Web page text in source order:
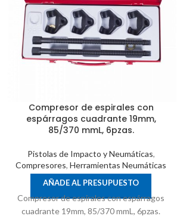
Compresor de espirales con
espárragos cuadrante 19mm,
85/370 mmL, 6pzas.
Pistolas de Impacto y Neumáticas,
Compresores,Herramientas Neumáticas
AÑADE AL PRESUPUESTO
Compresor de espirales con espárragos
cuadrante 19mm, 85/370 mmL, 6pzas.